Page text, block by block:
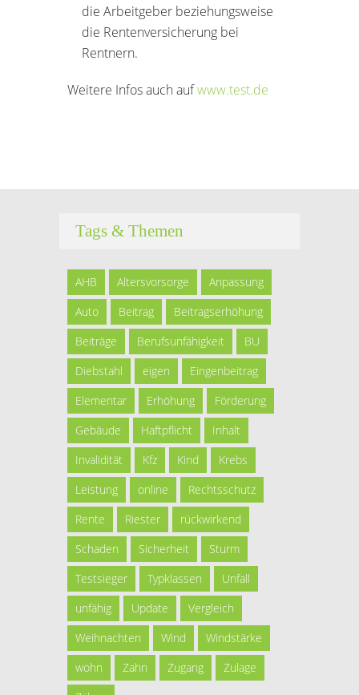
die Arbeitgeber beziehungsweise
die Rentenversicherung bei
Rentnern.
Weitere Infos auch aufwww.test.de
Tags & Themen
AHB Altersvorsorge
Anpassung
Auto
Beitrag
Beitragserhöhung
Beiträge
Berufsunfähigkeit
BU
Diebstahl
eigen
Eingenbeitrag
Elementar
Erhöhung
Förderung
Gebäude
Haftpflicht
Inhalt
Invalidität
Kfz Kind
Krebs
Leistung
online
Rechtsschutz
Rente
Riester
rückwirkend
Schaden
Sicherheit
Sturm
Testsieger
Typklassen
Unfall
unfähig
Update
Vergleich
Weihnachten
Wind
Windstärke
wohn
Zahn Zugang
Zulage